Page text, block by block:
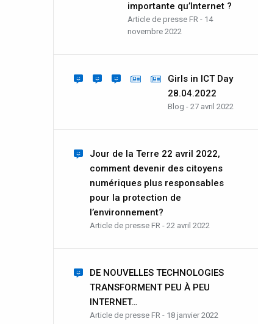
importante qu’Internet ?
Article de presse FR - 14
novembre 2022
Girls in ICT Day
28.04.2022
Blog - 27 avril 2022
Jour de la Terre 22 avril 2022,
comment devenir des citoyens
numériques plus responsables
pour la protection de
l’environnement?
Article de presse FR - 22 avril 2022
DE NOUVELLES TECHNOLOGIES
TRANSFORMENT PEU À PEU
INTERNET…
Article de presse FR - 18 janvier 2022